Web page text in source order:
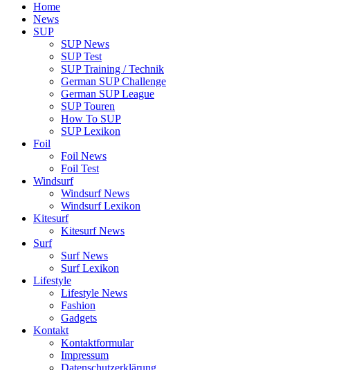
Home
News
SUP
SUP News
SUP Test
SUP Training / Technik
German SUP Challenge
German SUP League
SUP Touren
How To SUP
SUP Lexikon
Foil
Foil News
Foil Test
Windsurf
Windsurf News
Windsurf Lexikon
Kitesurf
Kitesurf News
Surf
Surf News
Surf Lexikon
Lifestyle
Lifestyle News
Fashion
Gadgets
Kontakt
Kontaktformular
Impressum